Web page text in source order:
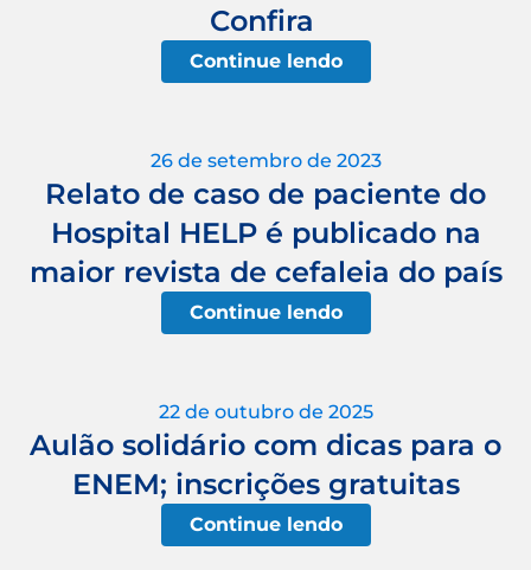
Confira
Continue lendo
26 de setembro de 2023
Relato de caso de paciente do
Hospital HELP é publicado na
maior revista de cefaleia do país
Continue lendo
22 de outubro de 2025
Aulão solidário com dicas para o
ENEM; inscrições gratuitas
Continue lendo